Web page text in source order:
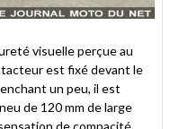
visuelle perçue au
est fixé devant le
un peu, il est
de 120 mm de large
de compacité